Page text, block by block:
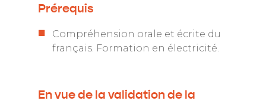
Prérequis
Compréhension orale et écrite du
français. Formation en électricité.
En vue de la validation de la